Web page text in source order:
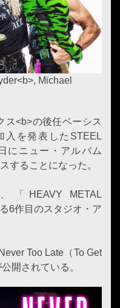
Michael
ス<b>の後任ベーシス
入を発表したSTEEL
にニュー・アルバム
することになった。
「HEAVY METAL
6作目のスタジオ・ア
Too Late（To Get
開されている。